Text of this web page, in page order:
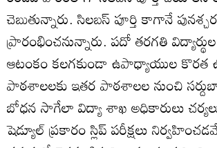
చెబుతున్నారు. సిలబస్‌ పూర్తి కాగానే
ప్రారంభించనున్నారు. పదో తరగతి విద్యార్థుల
ఆటంకం కలగకుండా ఉపాధ్యాయుల కొరత
పాఠశాలలకు ఇతర పాఠశాలల నుంచి
బోధన సాగేలా విద్యా శాఖ అధికారులు
షెడ్యూల్‌ ప్రకారం స్లిప్‌ పరీక్షలు